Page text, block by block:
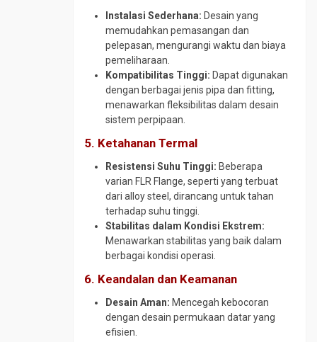
Instalasi Sederhana: Desain yang
memudahkan pemasangan dan
pelepasan, mengurangi waktu dan biaya
pemeliharaan.
Kompatibilitas Tinggi: Dapat digunakan
dengan berbagai jenis pipa dan fitting,
menawarkan fleksibilitas dalam desain
sistem perpipaan.
5. Ketahanan Termal
Resistensi Suhu Tinggi: Beberapa
varian FLR Flange, seperti yang terbuat
dari alloy steel, dirancang untuk tahan
terhadap suhu tinggi.
Stabilitas dalam Kondisi Ekstrem:
Menawarkan stabilitas yang baik dalam
berbagai kondisi operasi.
6. Keandalan dan Keamanan
Desain Aman: Mencegah kebocoran
dengan desain permukaan datar yang
efisien.